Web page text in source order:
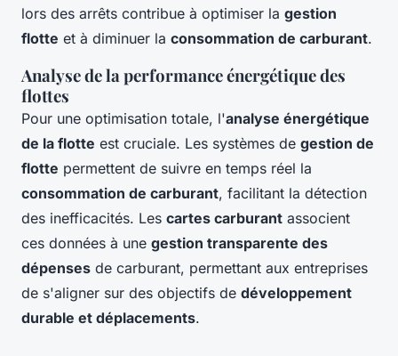
lors des arrêts contribue à optimiser la gestion
flotte et à diminuer la consommation de carburant.
Analyse de la performance énergétique des
flottes
Pour une optimisation totale, l'analyse énergétique
de la flotte est cruciale. Les systèmes de gestion de
flotte permettent de suivre en temps réel la
consommation de carburant, facilitant la détection
des inefficacités. Les cartes carburant associent
ces données à une gestion transparente des
dépenses de carburant, permettant aux entreprises
de s'aligner sur des objectifs de développement
durable et déplacements.